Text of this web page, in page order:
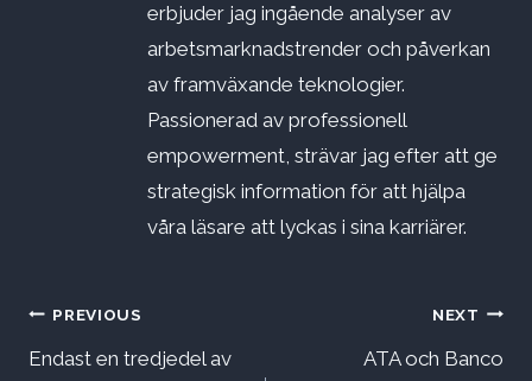
erbjuder jag ingående analyser av
arbetsmarknadstrender och påverkan
av framväxande teknologier.
Passionerad av professionell
empowerment, strävar jag efter att ge
strategisk information för att hjälpa
våra läsare att lyckas i sina karriärer.
Inläggsnavigering
PREVIOUS
Endast en tredjedel av
NEXT
ATA och Banco